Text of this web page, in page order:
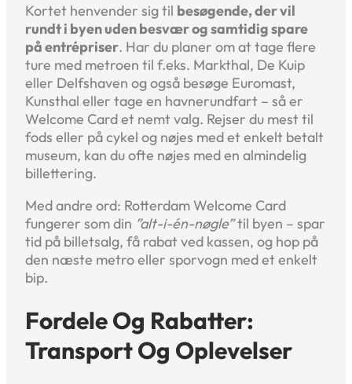
Kortet henvender sig til besøgende, der vil
rundt i byen uden besvær og samtidig spare
på entré­priser. Har du planer om at tage flere
ture med metroen til f.eks. Markthal, De Kuip
eller Delfshaven og også besøge Euromast,
Kunsthal eller tage en havnerundfart – så er
Welcome Card et nemt valg. Rejser du mest til
fods eller på cykel og nøjes med et enkelt betalt
museum, kan du ofte nøjes med en almindelig
billettering.
Med andre ord: Rotterdam Welcome Card
fungerer som din ”alt-i-én-nøgle”til byen – spar
tid på billetsalg, få rabat ved kassen, og hop på
den næste metro eller sporvogn med et enkelt
bip.
Fordele Og Rabatter:
Transport Og Oplevelser